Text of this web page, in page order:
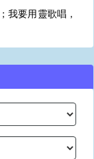
我要用靈歌唱，